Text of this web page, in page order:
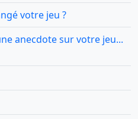
votre jeu ?
anecdote sur votre jeu...